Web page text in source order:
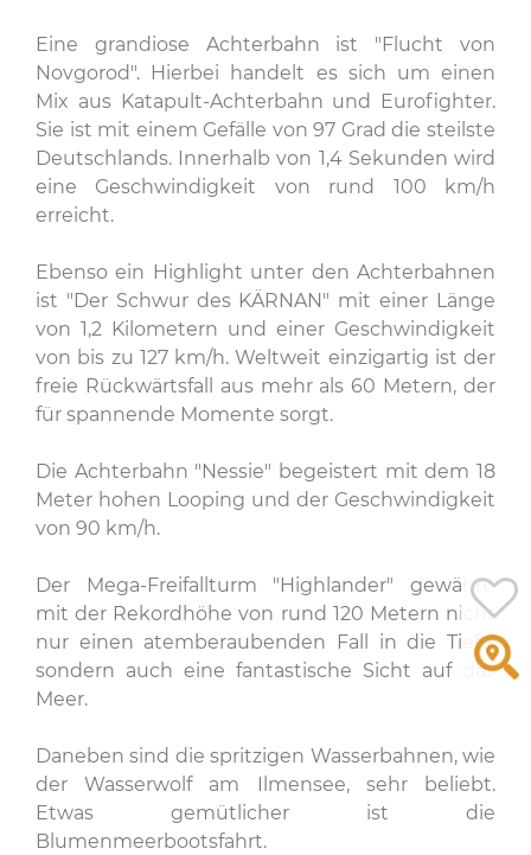
Eine grandiose Achterbahn ist "Flucht von
Novgorod". Hierbei handelt es sich um einen
Mix aus Katapult-Achterbahn und Eurofighter.
Sie ist mit einem Gefälle von 97 Grad die steilste
Deutschlands. Innerhalb von 1,4 Sekunden wird
eine Geschwindigkeit von rund 100 km/h
erreicht.
Ebenso ein Highlight unter den Achterbahnen
ist "Der Schwur des KÄRNAN" mit einer Länge
von 1,2 Kilometern und einer Geschwindigkeit
von bis zu 127 km/h. Weltweit einzigartig ist der
freie Rückwärtsfall aus mehr als 60 Metern, der
für spannende Momente sorgt.
Die Achterbahn "Nessie" begeistert mit dem 18
Meter hohen Looping und der Geschwindigkeit
von 90 km/h.
Der Mega-Freifallturm "Highlander" gewährt
mit der Rekordhöhe von rund 120 Metern nicht
nur einen atemberaubenden Fall in die Tiefe,
sondern auch eine fantastische Sicht auf das
Meer.
Daneben sind die spritzigen Wasserbahnen, wie
der Wasserwolf am Ilmensee, sehr beliebt.
Etwas gemütlicher ist die
Blumenmeerbootsfahrt.